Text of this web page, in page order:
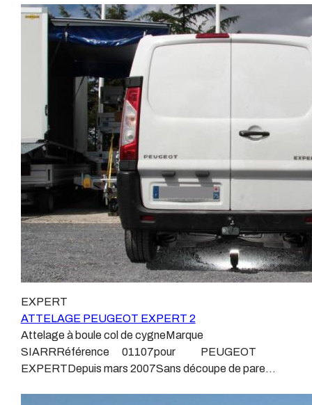
spécifiquement pour votre véhicule, se branchant aux
emplacements prévus et suivant les normes
constructeurs.En dehors de quelques rares cas, nous
ne montons jamais de faisceau appelé : adaptable,
universel, modulable, smart…., et quand nous le
faisons, s’il n’existe pas d’autre choix, nous utilisons le
plus haut de gamme du marché, le plus fiable et le plus
stable.Il faut savoir que le montage d’un faisceau non
conforme ou adaptable vous fera perdre tout recours et
toute garantie auprès du constructeur en cas de
défaillance. Ce genre de faisceau est souvent mal
monté, alimenté par les éclairages intérieurs et fait
courir de vrai risque technique à votre véhicule.Nous
n’intervenons pas sur les véhicules ayant ce type de
montage non conforme.Voilà pourquoi il est nécessaire
de confier la pose d'un attelage à un professionnel
agréé, habitué à poser des attelages et respectant les
différentes dénominations pour un attelage sont
:Attelage pour voiture, crochet d’attelage, boule pour
voiture, attache remorque, attache voiture, attelage
camion, crochet voiture, attache auto, boule pour
remorque, boule d’arrimage, crochet d’attache.
chocsPoids maxi tractable 2000 kgValeur S 130
kgPoids de l'attelage 22,5 kgAnhängerkupplung
PEUGEOT EXPERT Patrick Remorques se conjugue
avec ATTELAGE depuis 1968.Les temps ont changé
depuis les premiers attelages fabriqués à la demande
dans l’atelier, autour d’un poste à souder et d’un
étau.L’évolution technique et la normalisation sont
passées par là.Maintenant un attelage doit être
homologué, c’est le cas de tous les produits que nous
proposons, sans exception !Nous ne travaillons qu’avec
les marques homologuées à même d’assurer le suivi de
leurs produits :ATTELAGES
WESTFALIAATTELAGES SIARRATTELAGES
BRINKATTELAGES THULEATTELAGES
BOISNIERATTELAGES GDWATTELAGES
ARAGONLe faisceau électrique est devenu le produit le
plus technique, lui aussi est soumis à normalisation et
homologation.Le faisceau est connecté à votre
véhicule, il doit être prévu à cet effet, supporter les
vibrations et les contraintes auquel il peut être soumis.
Dans certains cas le faisceau connecté modifie la
gestion des assistances à la conduite type EPS, ABS,
faisceaux « d’origine », c'est-à-dire fabriqués
EXPERT
ATTELAGE PEUGEOT EXPERT 2
Attelage à boule col de cygneMarque
SIARRRéférence 01107pour PEUGEOT
EXPERTDepuis mars 2007Sans découpe de pare